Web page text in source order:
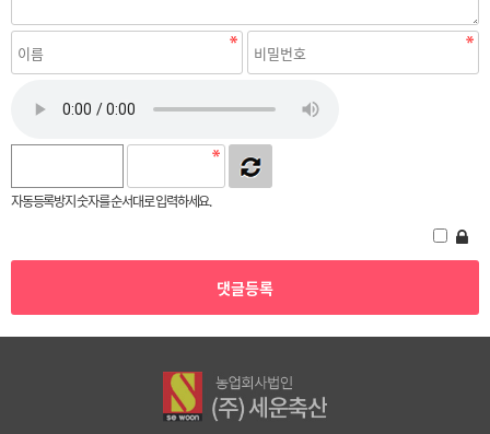
자동등록방지 숫자를 순서대로 입력하세요.